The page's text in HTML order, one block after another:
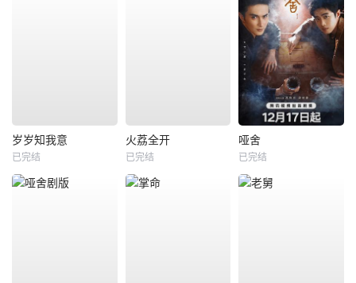
岁岁知我意
已完结
火荔全开
已完结
哑舍
已完结